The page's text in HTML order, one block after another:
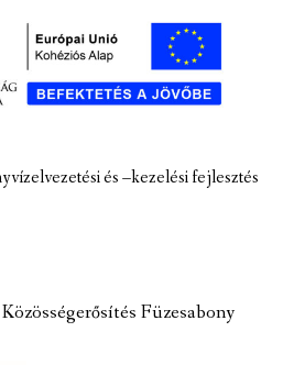
és –kezelési fejlesztés
Füzesabony